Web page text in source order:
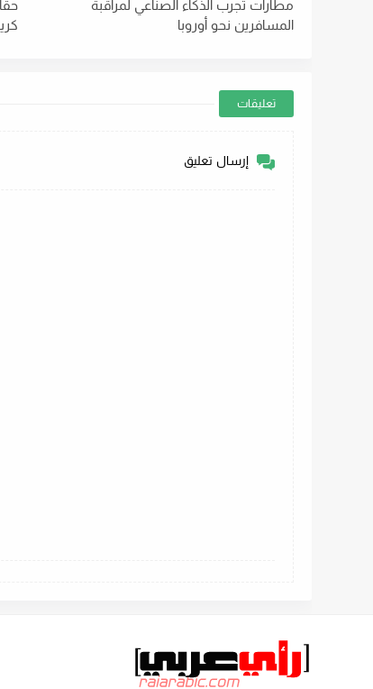
مطارات تجرب الذكاء الصناعي لمراقبة
المسافرين نحو أوروبا
تعليقات
إرسال تعليق